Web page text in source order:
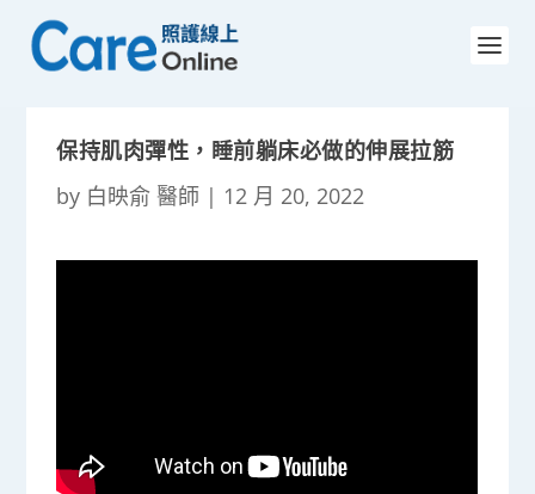
保持肌肉彈性，睡前躺床必做的伸展拉筋
by 白映俞 醫師 | 12 月 20, 2022